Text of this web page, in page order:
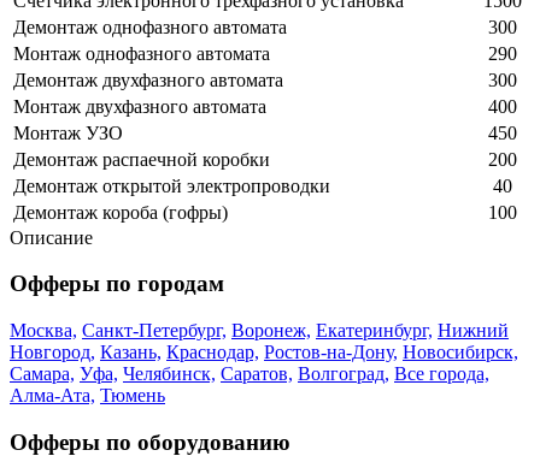
Демонтаж однофазного автомата
300
Монтаж однофазного автомата
290
Демонтаж двухфазного автомата
300
Монтаж двухфазного автомата
400
Монтаж УЗО
450
Демонтаж распаечной коробки
200
Демонтаж открытой электропроводки
40
Демонтаж короба (гофры)
100
Описание
Офферы по городам
Москва, Санкт-Петербург, Воронеж, Екатеринбург, Нижний
Новгород, Казань, Краснодар, Ростов-на-Дону, Новосибирск,
Самара, Уфа, Челябинск, Саратов, Волгоград, Все города,
Алма-Ата, Тюмень
Офферы по оборудованию